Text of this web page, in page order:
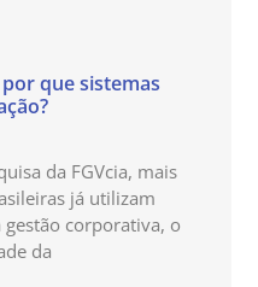
que sistemas
da FGVcia, mais
já utilizam
gestão corporativa, o
da